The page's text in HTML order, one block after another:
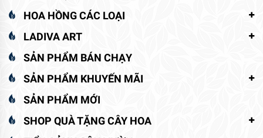
HOA HỒNG CÁC LOẠI
LADIVA ART
SẢN PHẨM BÁN CHẠY
SẢN PHẨM KHUYẾN MÃI
SẢN PHẨM MỚI
SHOP QUÀ TẶNG CÂY HOA